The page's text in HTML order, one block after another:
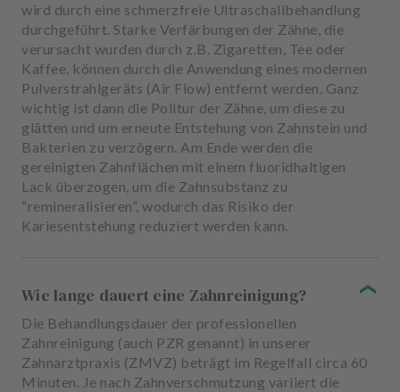
wird durch eine schmerzfreie Ultraschallbehandlung
durchgeführt. Starke Verfärbungen der Zähne, die
verursacht wurden durch z.B. Zigaretten, Tee oder
Kaffee, können durch die Anwendung eines modernen
Pulverstrahlgeräts (Air Flow) entfernt werden. Ganz
wichtig ist dann die Politur der Zähne, um diese zu
glätten und um erneute Entstehung von Zahnstein und
Bakterien zu verzögern. Am Ende werden die
gereinigten Zahnflächen mit einem fluoridhaltigen
Lack überzogen, um die Zahnsubstanz zu
“remineralisieren”, wodurch das Risiko der
Kariesentstehung reduziert werden kann.
Wie lange dauert eine Zahnreinigung?
Die Behandlungsdauer der professionellen
Zahnreinigung (auch PZR genannt) in unserer
Zahnarztpraxis (ZMVZ) beträgt im Regelfall circa 60
Minuten. Je nach Zahnverschmutzung variiert die